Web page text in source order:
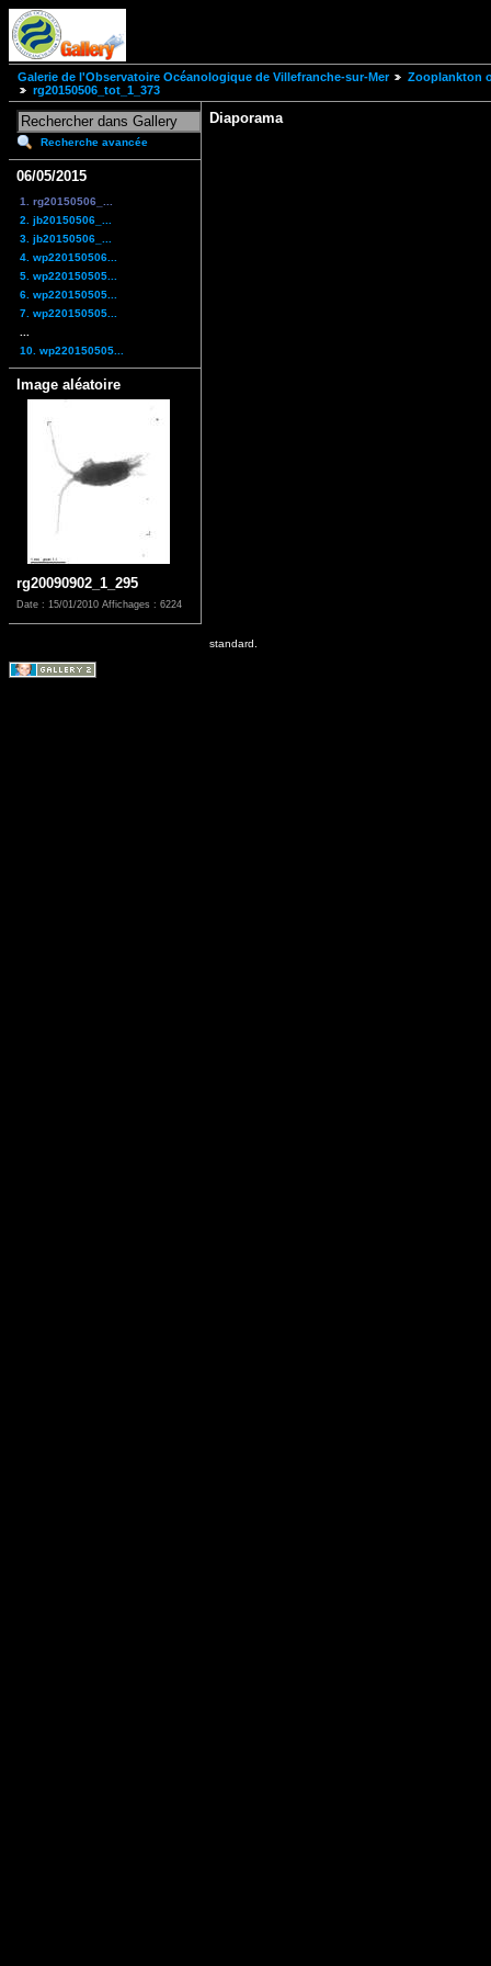
Galerie de l'Observatoire Océanologique de Villefranche-sur-Mer
Zooplankton
rg20150506_tot_1_373
Recherche avancée
06/05/2015
1. rg20150506_...
2. jb20150506_...
3. jb20150506_...
4. wp220150506...
5. wp220150505...
6. wp220150505...
7. wp220150505...
10. wp220150505...
Image aléatoire
rg20090902_1_295
Date : 15/01/2010 Affichages : 6224
Diaporama
standard.